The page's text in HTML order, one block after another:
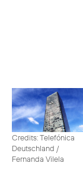
Credits: Telefónica
Deutschland /
Fernanda Vilela